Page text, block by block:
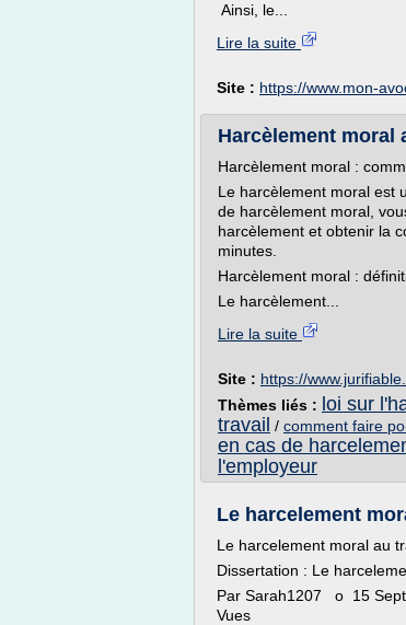
Ainsi, le...
Lire la suite
Site : https://www.mon-
Harcèlement moral
Harcèlement moral :
Le harcèlement moral est
de harcèlement moral,
harcèlement et obtenir la
minutes.
Harcèlement moral :
Le harcèlement...
Lire la suite
Site : https://
Thèmes liés : loi sur
travail / comment faire
en cas de
l'employeur
Le harcelement
Le harcelement moral au
Dissertation : Le
Par Sarah1207 o 15
Vues